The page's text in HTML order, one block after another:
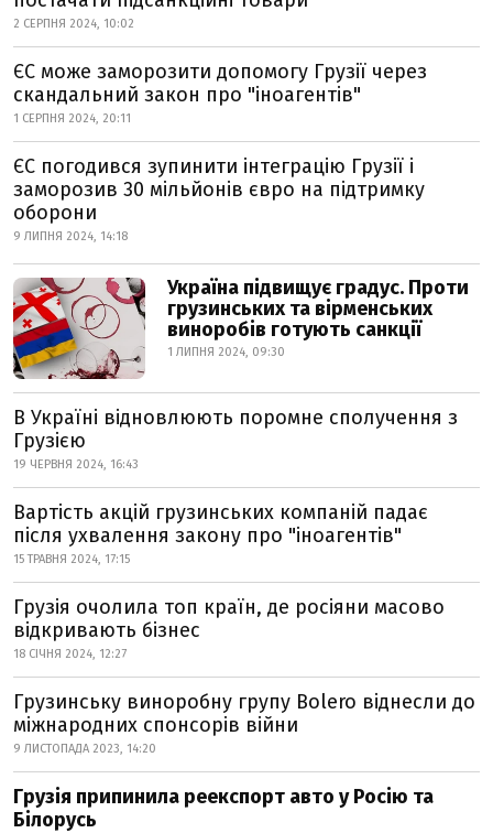
2 СЕРПНЯ 2024, 10:02
ЄС може заморозити допомогу Грузії через
скандальний закон про "іноагентів"
1 СЕРПНЯ 2024, 20:11
ЄС погодився зупинити інтеграцію Грузії і
заморозив 30 мільйонів євро на підтримку
оборони
9 ЛИПНЯ 2024, 14:18
Україна підвищує градус. Проти
грузинських та вірменських
виноробів готують санкції
1 ЛИПНЯ 2024, 09:30
В Україні відновлюють поромне сполучення з
Грузією
19 ЧЕРВНЯ 2024, 16:43
Вартість акцій грузинських компаній падає
після ухвалення закону про "іноагентів"
15 ТРАВНЯ 2024, 17:15
Грузія очолила топ країн, де росіяни масово
відкривають бізнес
18 СІЧНЯ 2024, 12:27
Грузинську виноробну групу Bolero віднесли до
міжнародних спонсорів війни
9 ЛИСТОПАДА 2023, 14:20
Грузія припинила реекспорт авто у Росію та
Білорусь